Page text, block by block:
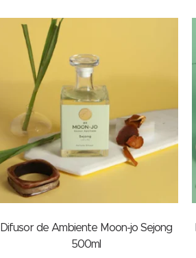
Difusor de Ambiente Moon-jo Sejong
500ml